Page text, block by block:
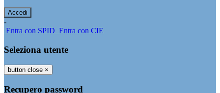
-
Entra con SPID Entra con CIE
Seleziona utente
button close ×
Recupero password